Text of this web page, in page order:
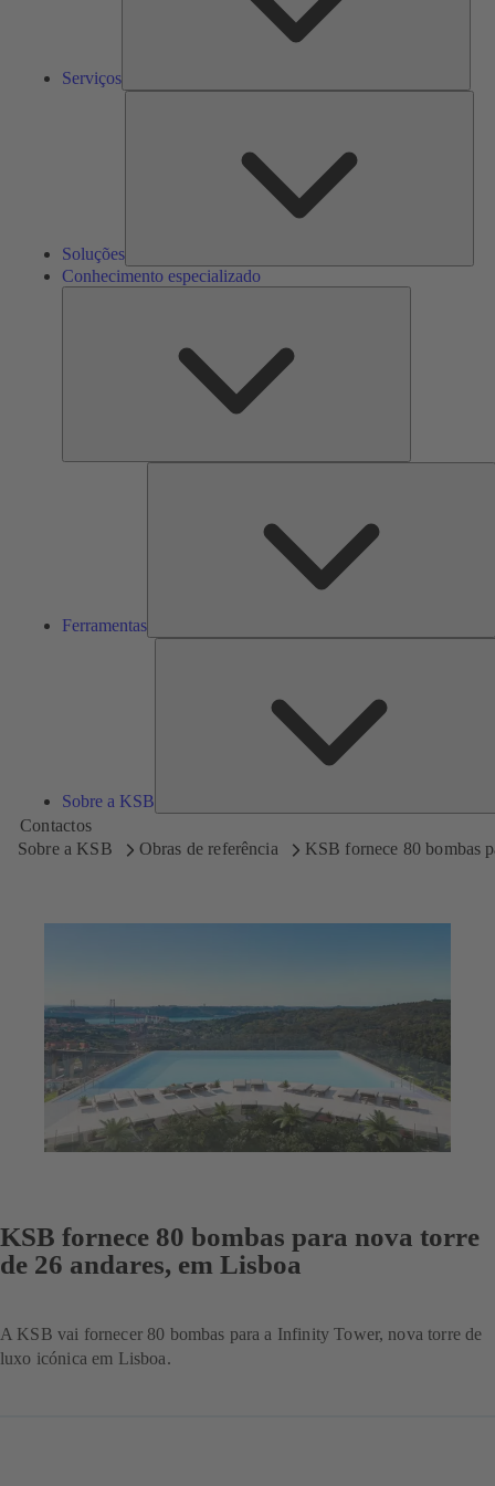
Serviços
Soluções
Conhecimento especializado
Ferramentas
Sobre a KSB
Contactos
Sobre a KSB
Obras de referência KSB fornece 80 bombas
KSB fornece 80 bombas para nova torre
de 26 andares, em Lisboa
A KSB vai fornecer 80 bombas para a Infinity Tower, nova torre de
luxo icónica em Lisboa.